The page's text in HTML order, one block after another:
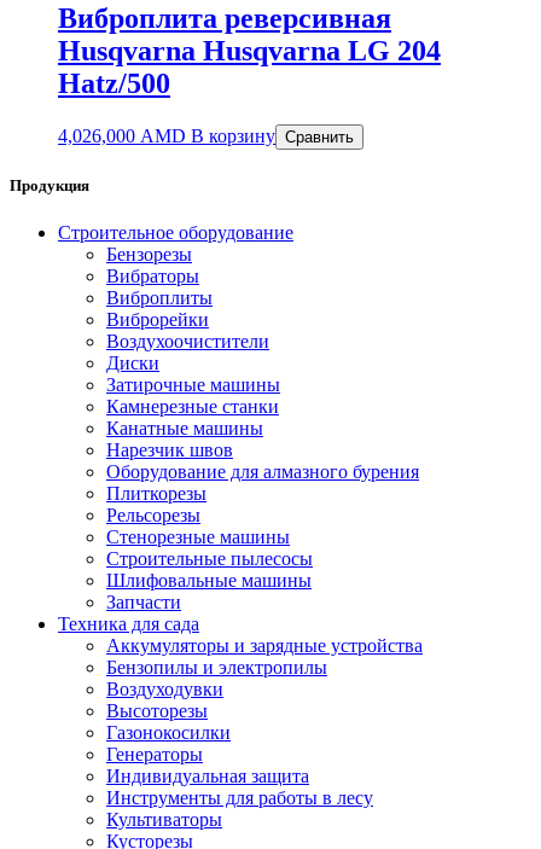
Виброплита реверсивная
Husqvarna Husqvarna LG 204
Hatz/500
4,026,000 AMD В корзину Сравнить
Продукция
Строительное оборудование
Бензорезы
Вибраторы
Виброплиты
Виброрейки
Воздухоочистители
Диски
Затирочные машины
Камнерезные станки
Канатные машины
Нарезчик швов
Оборудование для алмазного бурения
Плиткорезы
Рельсорезы
Стенорезные машины
Строительные пылесосы
Шлифовальные машины
Запчасти
Техника для сада
Аккумуляторы и зарядные устройства
Бензопилы и электропилы
Воздуходувки
Высоторезы
Газонокосилки
Генераторы
Индивидуальная защита
Инструменты для работы в лесу
Культиваторы
Кусторезы